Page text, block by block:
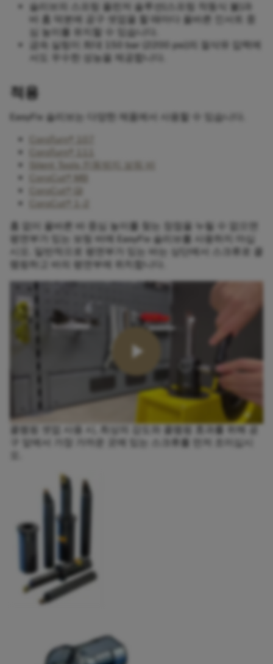
슬리브의 스프링 플런저 솔루션(스프링 작동식 볼)과
바 홈 덕분에 공구 셋업을 할 때마다 올바른 인서트 중
심 높이를 유지할 수 있습니다.
금속 실링이 최대 150 bar (2200 psi)의 절삭유 압력에
서도 우수한 성능을 제공합니다.
적용
EasyFix 슬리브는 다양한 제품에서 사용할 수 있습니다.
CoroTurn® 107
CoroTurn® 111
Silent Tools 진동방지 보링 바
CoroCut® MB
CoroCut® QI
CoroCut® 1-2
홈 없이 올바른 바 중심 높이를 찾는 장점을 누릴 수 없으면
평면부가 있는 보링 바에 EasyFix 슬리브를 사용하지 마십
시오. 일반적으로 평면부가 있는 바는 상단에서 스크류로 클
구 앞에서 가장 가까운 곳에 있는 스크류를 먼저 조이십시